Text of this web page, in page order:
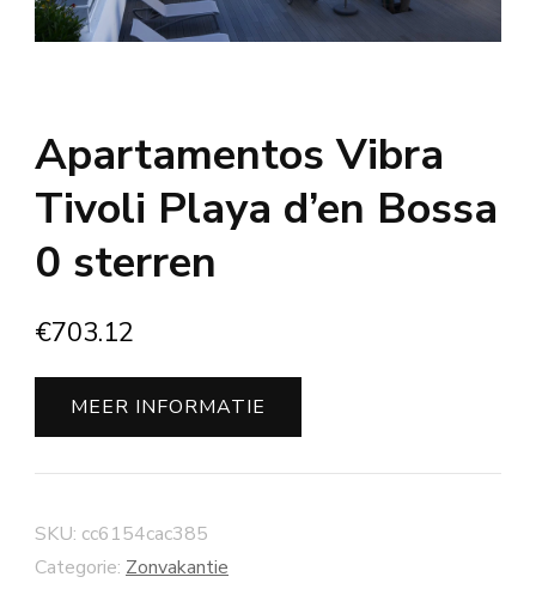
Apartamentos Vibra
Tivoli Playa d’en Bossa
0 sterren
€703.12
MEER INFORMATIE
SKU: cc6154cac385
Categorie: Zonvakantie